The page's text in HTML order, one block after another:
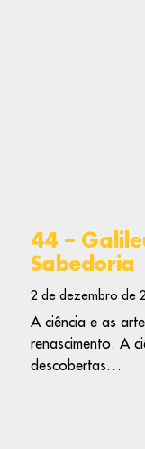
44 –
Sabedoria
2 de dezembro de
A ciência e as
renascimento. A
descobertas…